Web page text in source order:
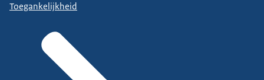
Toegankelijkheid